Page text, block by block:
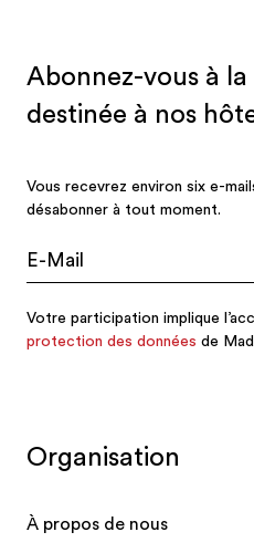
Organisation
À propos de nous